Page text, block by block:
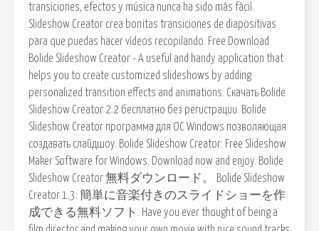
transiciones, efectos y música nunca ha sido más fácil.
Slideshow Creator crea bonitas transiciones de diapositivas
para que puedas hacer vídeos recopilando. Free Download
Bolide Slideshow Creator - A useful and handy application that
helps you to create customized slideshows by adding
personalized transition effects and animations. Скачать Bolide
Slideshow Creator 2.2 бесплатно без регистрации. Bolide
Slideshow Creator программа для ОС Windows позволяющая
создавать слайдшоу. Bolide Slideshow Creator: Free Slideshow
Maker Software for Windows. Download now and enjoy. Bolide
Slideshow Creator 無料ダウンロード。 Bolide Slideshow
Creator 1.3: 簡単に音楽付きのスライドショーを作
成できる無料ソフト. Have you ever thought of being a